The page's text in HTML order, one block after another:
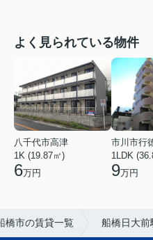
よく見られている物件
八千代市高津
1K (19.87㎡)
6万円
市川市行
1LDK
9万円
橋市の賃貸一覧 船橋日大前